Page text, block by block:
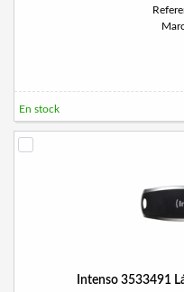
En stock
Intenso 3533491